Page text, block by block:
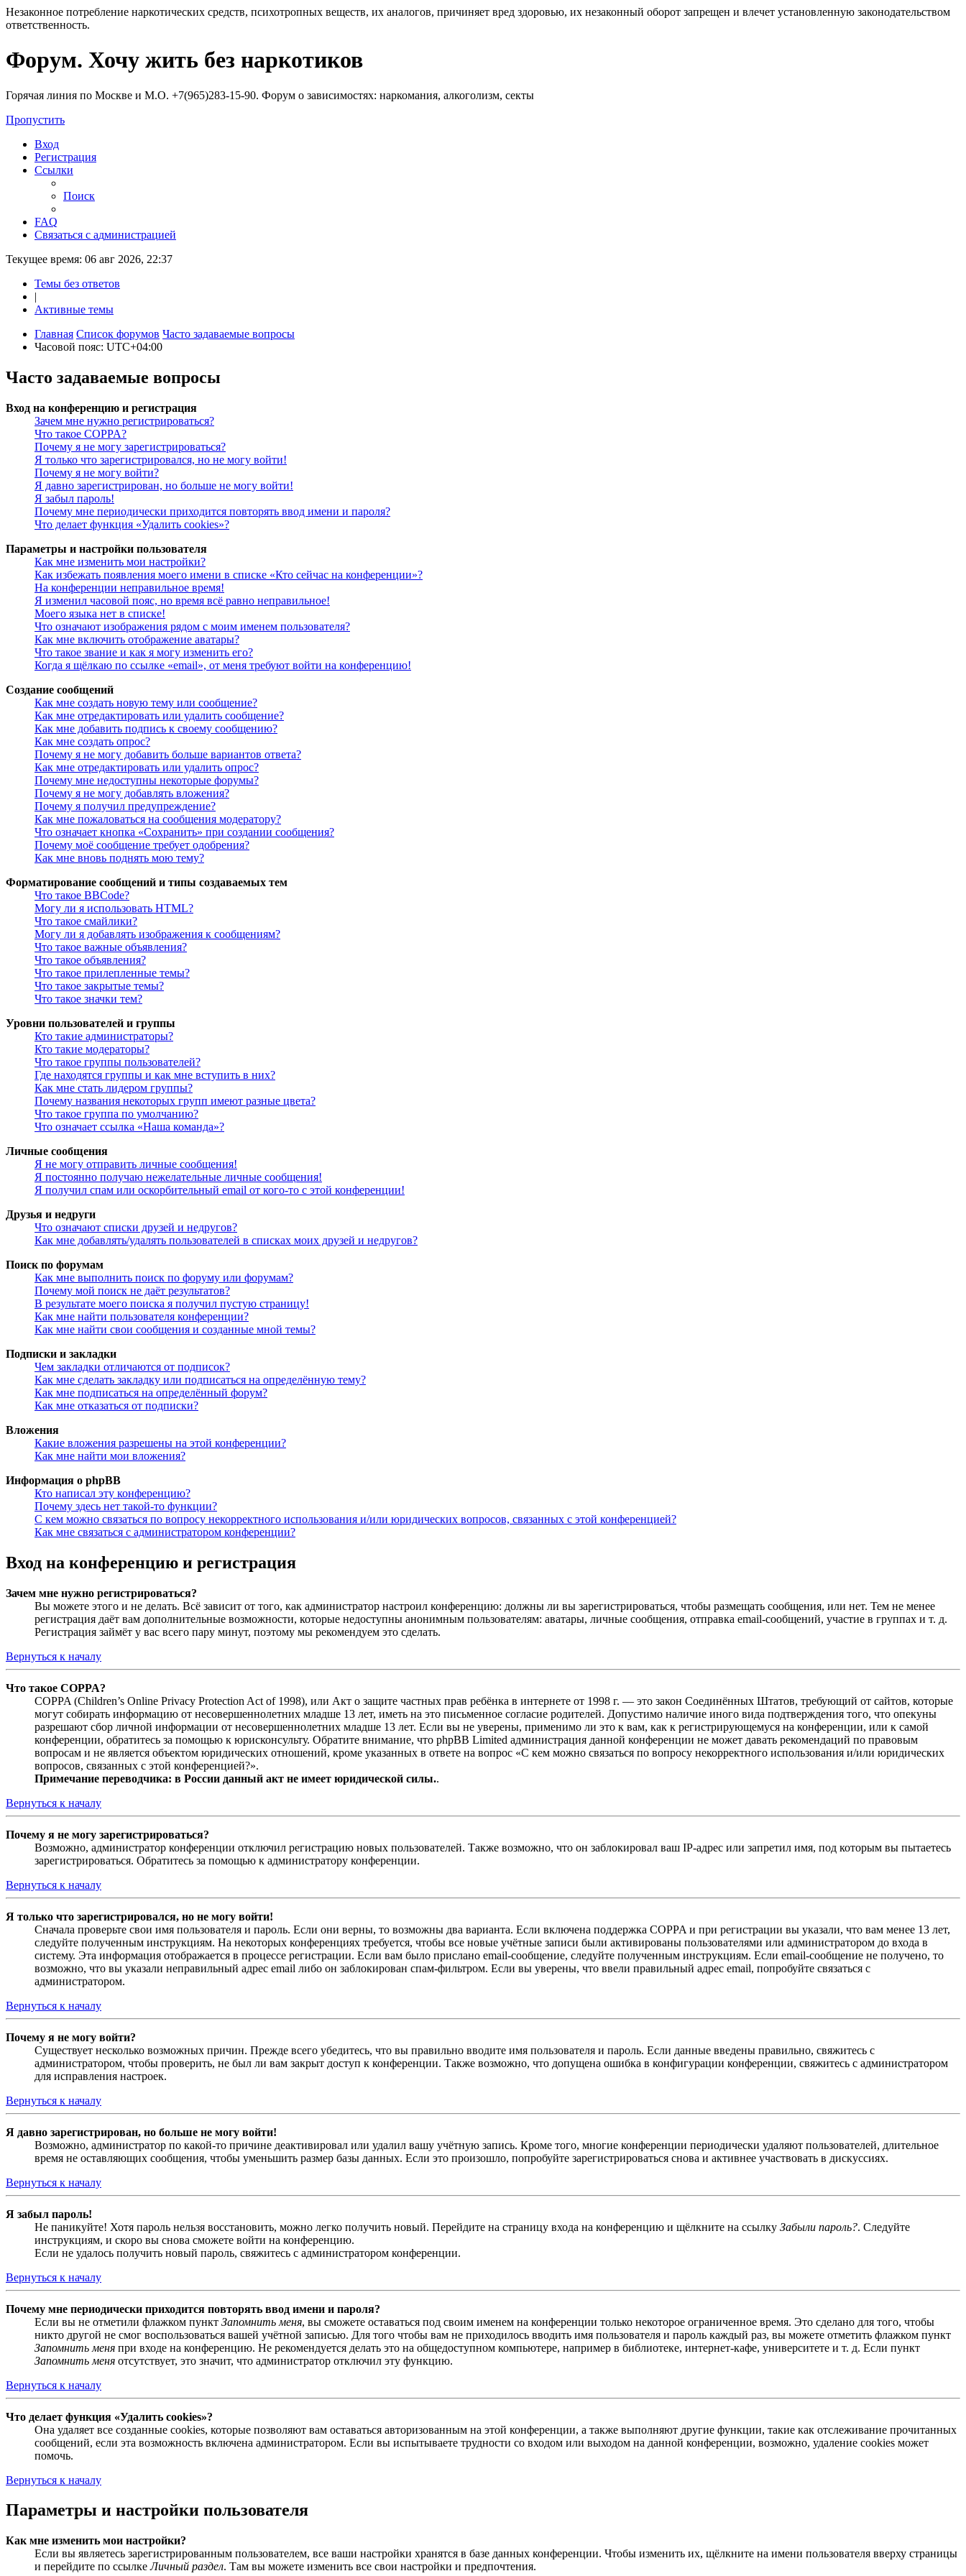
Незаконное потребление наркотических средств, психотропных веществ, их аналогов, причиняет вред здоровью, их незаконный оборот запрещен и влечет установленную законодательством
ответственность.
Регистрация
Форум. Хочу жить без наркотиков
Горячая линия по Москве и М.О. +7(965)283-15-90. Форум о зависимостях: наркомания, алкоголизм, секты
Пропустить
Вход
Регистрация
Ссылки
Поиск
FAQ
Связаться с администрацией
Текущее время: 06 авг 2026, 22:37
Темы без ответов
|
Активные темы
Главная Список форумов Часто задаваемые вопросы
Часовой пояс: UTC+04:00
Часто задаваемые вопросы
Вход на конференцию и регистрация
Зачем мне нужно регистрироваться?
Что такое COPPA?
Почему я не могу зарегистрироваться?
Я только что зарегистрировался, но не могу войти!
Почему я не могу войти?
Я давно зарегистрирован, но больше не могу войти!
Я забыл пароль!
Почему мне периодически приходится повторять ввод имени и пароля?
Что делает функция «Удалить cookies»?
Параметры и настройки пользователя
Как мне изменить мои настройки?
Как избежать появления моего имени в списке «Кто сейчас на конференции»?
На конференции неправильное время!
Я изменил часовой пояс, но время всё равно неправильное!
Моего языка нет в списке!
Что означают изображения рядом с моим именем пользователя?
Как мне включить отображение аватары?
Что такое звание и как я могу изменить его?
Когда я щёлкаю по ссылке «email», от меня требуют войти на конференцию!
Создание сообщений
Как мне создать новую тему или сообщение?
Как мне отредактировать или удалить сообщение?
Как мне добавить подпись к своему сообщению?
Как мне создать опрос?
Почему я не могу добавить больше вариантов ответа?
Как мне отредактировать или удалить опрос?
Почему мне недоступны некоторые форумы?
Почему я не могу добавлять вложения?
Почему я получил предупреждение?
Как мне пожаловаться на сообщения модератору?
Что означает кнопка «Сохранить» при создании сообщения?
Почему моё сообщение требует одобрения?
Как мне вновь поднять мою тему?
Форматирование сообщений и типы создаваемых тем
Что такое BBCode?
Могу ли я использовать HTML?
Что такое смайлики?
Могу ли я добавлять изображения к сообщениям?
Что такое важные объявления?
Что такое объявления?
Что такое прилепленные темы?
Что такое закрытые темы?
Что такое значки тем?
Уровни пользователей и группы
Кто такие администраторы?
Кто такие модераторы?
Что такое группы пользователей?
Где находятся группы и как мне вступить в них?
Как мне стать лидером группы?
Почему названия некоторых групп имеют разные цвета?
Что такое группа по умолчанию?
Что означает ссылка «Наша команда»?
Личные сообщения
Я не могу отправить личные сообщения!
Я постоянно получаю нежелательные личные сообщения!
Я получил спам или оскорбительный email от кого-то с этой конференции!
Друзья и недруги
Что означают списки друзей и недругов?
Как мне добавлять/удалять пользователей в списках моих друзей и недругов?
Поиск по форумам
Как мне выполнить поиск по форуму или форумам?
Почему мой поиск не даёт результатов?
В результате моего поиска я получил пустую страницу!
Как мне найти пользователя конференции?
Как мне найти свои сообщения и созданные мной темы?
Подписки и закладки
Чем закладки отличаются от подписок?
Как мне сделать закладку или подписаться на определённую тему?
Как мне подписаться на определённый форум?
Как мне отказаться от подписки?
Вложения
Какие вложения разрешены на этой конференции?
Как мне найти мои вложения?
Информация о phpBB
Кто написал эту конференцию?
Почему здесь нет такой-то функции?
С кем можно связаться по вопросу некорректного использования и/или юридических вопросов, связанных с этой конференцией?
Как мне связаться с администратором конференции?
Вход на конференцию и регистрация
Зачем мне нужно регистрироваться?
Вы можете этого и не делать. Всё зависит от того, как администратор настроил конференцию: должны ли вы зарегистрироваться, чтобы размещать сообщения, или нет. Тем не менее
регистрация даёт вам дополнительные возможности, которые недоступны анонимным пользователям: аватары, личные сообщения, отправка email-сообщений, участие в группах и т. д.
Регистрация займёт у вас всего пару минут, поэтому мы рекомендуем это сделать.
Вернуться к началу
Что такое COPPA?
COPPA (Children’s Online Privacy Protection Act of 1998), или Акт о защите частных прав ребёнка в интернете от 1998 г. — это закон Соединённых Штатов, требующий от сайтов, которые
могут собирать информацию от несовершеннолетних младше 13 лет, иметь на это письменное согласие родителей. Допустимо наличие иного вида подтверждения того, что опекуны
разрешают сбор личной информации от несовершеннолетних младше 13 лет. Если вы не уверены, применимо ли это к вам, как к регистрирующемуся на конференции, или к самой
конференции, обратитесь за помощью к юрисконсульту. Обратите внимание, что phpBB Limited администрация данной конференции не может давать рекомендаций по правовым
вопросам и не является объектом юридических отношений, кроме указанных в ответе на вопрос «С кем можно связаться по вопросу некорректного использования и/или юридических
вопросов, связанных с этой конференцией?».
Примечание переводчика: в России данный акт не имеет юридической силы..
Вернуться к началу
Почему я не могу зарегистрироваться?
Возможно, администратор конференции отключил регистрацию новых пользователей. Также возможно, что он заблокировал ваш IP-адрес или запретил имя, под которым вы пытаетесь
зарегистрироваться. Обратитесь за помощью к администратору конференции.
Вернуться к началу
Я только что зарегистрировался, но не могу войти!
Сначала проверьте свои имя пользователя и пароль. Если они верны, то возможны два варианта. Если включена поддержка COPPA и при регистрации вы указали, что вам менее 13 лет,
следуйте полученным инструкциям. На некоторых конференциях требуется, чтобы все новые учётные записи были активированы пользователями или администратором до входа в
систему. Эта информация отображается в процессе регистрации. Если вам было прислано email-сообщение, следуйте полученным инструкциям. Если email-сообщение не получено, то
возможно, что вы указали неправильный адрес email либо он заблокирован спам-фильтром. Если вы уверены, что ввели правильный адрес email, попробуйте связаться с
администратором.
Вернуться к началу
Почему я не могу войти?
Существует несколько возможных причин. Прежде всего убедитесь, что вы правильно вводите имя пользователя и пароль. Если данные введены правильно, свяжитесь с
администратором, чтобы проверить, не был ли вам закрыт доступ к конференции. Также возможно, что допущена ошибка в конфигурации конференции, свяжитесь с администратором
для исправления настроек.
Вернуться к началу
Я давно зарегистрирован, но больше не могу войти!
Возможно, администратор по какой-то причине деактивировал или удалил вашу учётную запись. Кроме того, многие конференции периодически удаляют пользователей, длительное
время не оставляющих сообщения, чтобы уменьшить размер базы данных. Если это произошло, попробуйте зарегистрироваться снова и активнее участвовать в дискуссиях.
Вернуться к началу
Я забыл пароль!
Не паникуйте! Хотя пароль нельзя восстановить, можно легко получить новый. Перейдите на страницу входа на конференцию и щёлкните на ссылку Забыли пароль?. Следуйте
инструкциям, и скоро вы снова сможете войти на конференцию.
Если не удалось получить новый пароль, свяжитесь с администратором конференции.
Вернуться к началу
Почему мне периодически приходится повторять ввод имени и пароля?
Если вы не отметили флажком пункт Запомнить меня, вы сможете оставаться под своим именем на конференции только некоторое ограниченное время. Это сделано для того, чтобы
никто другой не смог воспользоваться вашей учётной записью. Для того чтобы вам не приходилось вводить имя пользователя и пароль каждый раз, вы можете отметить флажком пункт
Запомнить меня при входе на конференцию. Не рекомендуется делать это на общедоступном компьютере, например в библиотеке, интернет-кафе, университете и т. д. Если пункт
Запомнить меня отсутствует, это значит, что администратор отключил эту функцию.
Вернуться к началу
Что делает функция «Удалить cookies»?
Она удаляет все созданные cookies, которые позволяют вам оставаться авторизованным на этой конференции, а также выполняют другие функции, такие как отслеживание прочитанных
сообщений, если эта возможность включена администратором. Если вы испытываете трудности со входом или выходом на данной конференции, возможно, удаление cookies может
помочь.
Вернуться к началу
Параметры и настройки пользователя
Как мне изменить мои настройки?
Если вы являетесь зарегистрированным пользователем, все ваши настройки хранятся в базе данных конференции. Чтобы изменить их, щёлкните на имени пользователя вверху страницы
и перейдите по ссылкеЛичный раздел. Там вы можете изменить все свои настройки и предпочтения.